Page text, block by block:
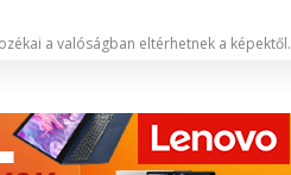
a valóságban eltérhetnek a képektől.